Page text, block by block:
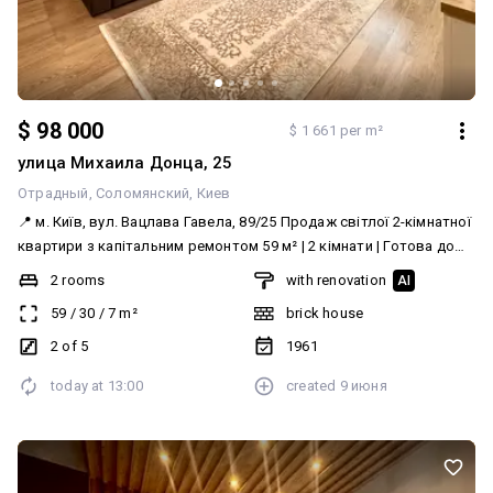
$ 98 000 $ 1 661 per m²
улица Михаила Донца, 25
Отрадный Соломянский Киев
📍 м. Київ, вул. Вацлава Гавела, 89/25 Продаж світлої 2-кімнатної
квартири з капітальним ремонтом 59 м² | 2 кімнати | Готова до
заселення 📄 Квартира після капітального ремонту з повною
заміною електропроводки, сантехніки, вікон, підлоги та всіх
комунікацій. Повністю готова до проживання — без додаткових
вкладень. Податки сплачуються порівну між продавцем і
Планування квартири: • простора кухня-вітальня • окрема
багато природного світла; ⸻ ✨ Переваги: • якісний сучасний
капітальний ремонт; • повністю замінені всі комунікації; •
функціональне перепланування; • затишна та світла квартира; •
2 rooms
59 / 30 / 7 m²
2 of 5
with renovation AI
brick house
1961
today at 13:00 created 9 июня